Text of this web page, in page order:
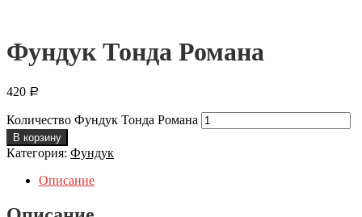
Фундук Тонда Романа
420 Р
Количество Фундук Тонда Романа
В корзину
Категория: Фундук
Описание